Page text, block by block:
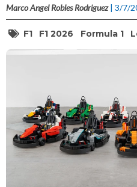
Marco Angel Robles Rodriguez | 3/7/
F1 F1 2026 Formula 1